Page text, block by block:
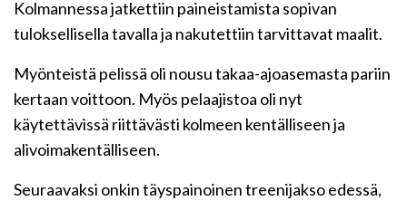
Kolmannessa jatkettiin paineistamista sopivan
tuloksellisella tavalla ja nakutettiin tarvittavat maalit.
Myönteistä pelissä oli nousu takaa-ajoasemasta pariin
kertaan voittoon. Myös pelaajistoa oli nyt
käytettävissä riittävästi kolmeen kentälliseen ja
alivoimakentälliseen.
Seuraavaksi onkin täyspainoinen treenijakso edessä,